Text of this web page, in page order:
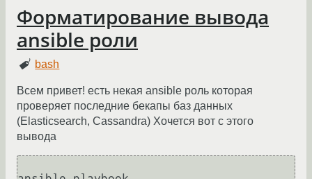
Форматирование вывода
ansible роли
bash
Всем привет! есть некая ansible роль которая
проверяет последние бекапы баз данных
(Elasticsearch, Cassandra) Хочется вот с этого
вывода